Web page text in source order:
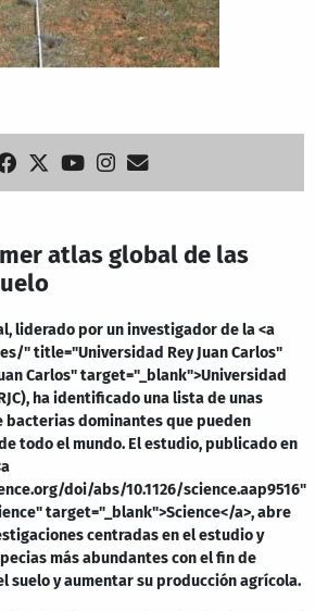
atlas global de las
liderado por un investigador de la <a
" title="Universidad Rey Juan Carlos"
Carlos" target="_blank">Universidad
ha identificado una lista de unas
bacterias dominantes que pueden
todo el mundo. El estudio, publicado en
doi/abs/10.1126/science.aap9516"
target="_blank">Science</a>, abre
centradas en el estudio y
más abundantes con el fin de
y aumentar su producción agrícola.